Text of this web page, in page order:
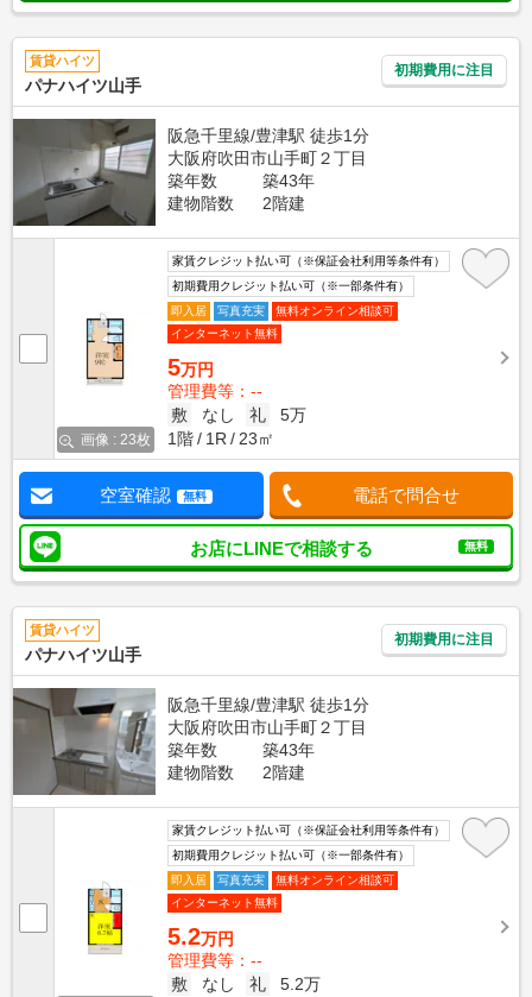
賃貸ハイツ
パナハイツ山手
初期費用に注目
阪急千里線/豊津駅 徒歩1分
大阪府吹田市山手町２丁目
築年数
築43年
建物階数
2階建
画像 : 23枚
家賃クレジット払い可（※保証会社利用等条件有）
初期費用クレジット払い可（※一部条件有）
即入居
写真充実
無料オンライン相談可
インターネット無料
5万円
管理費等：--
敷
なし 礼
5万
1階
1R 23㎡
空室確認 無料 電話で問合せ
お店にLINEで相談する 無料
賃貸ハイツ
パナハイツ山手
初期費用に注目
阪急千里線/豊津駅 徒歩1分
大阪府吹田市山手町２丁目
築年数
築43年
建物階数
2階建
家賃クレジット払い可（※保証会社利用等条件有）
初期費用クレジット払い可（※一部条件有）
即入居
写真充実
無料オンライン相談可
インターネット無料
5.2万円
管理費等：--
敷
なし 礼
5.2万